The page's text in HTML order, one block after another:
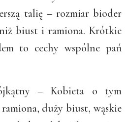
talię – rozmiar bioder
niż biust i ramiona. Krótkie
to cechy wspólne pań
– Kobieta o tym
ramiona, duży biust, wąskie